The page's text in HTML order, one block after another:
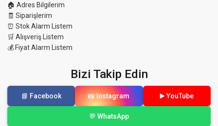
🏠 Adres Bilgilerim
🧾 Siparişlerim
⏰ Stok Alarm Listem
🛒 Alışveriş Listem
💰 Fiyat Alarm Listem
Bizi Takip Edin
📘 Facebook 📸 Instagram ▶️ YouTube
💬 WhatsApp